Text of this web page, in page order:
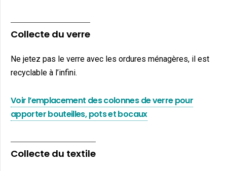
Collecte du verre
Ne jetez pas le verre avec les ordures ménagères, il est
recyclable à l’infini.
Voir l’emplacement des colonnes de verre pour
apporter bouteilles, pots et bocaux
Collecte du textile